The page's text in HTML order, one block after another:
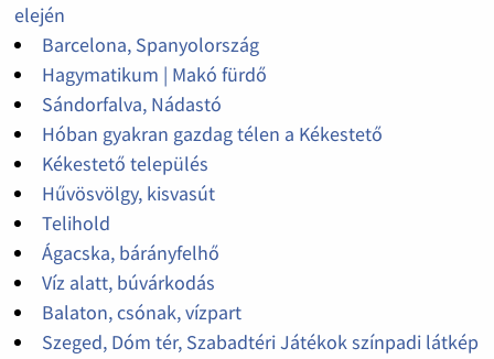
elején
Barcelona, Spanyolország
Hagymatikum | Makó fürdő
Sándorfalva, Nádastó
Hóban gyakran gazdag télen a Kékestető
Kékestető település
Hűvösvölgy, kisvasút
Telihold
Ágacska, bárányfelhő
Víz alatt, búvárkodás
Balaton, csónak, vízpart
Szeged, Dóm tér, Szabadtéri Játékok színpadi látkép